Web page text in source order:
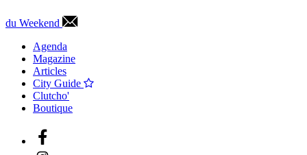
du Weekend
Agenda
Magazine
Articles
City Guide
Clutcho'
Boutique